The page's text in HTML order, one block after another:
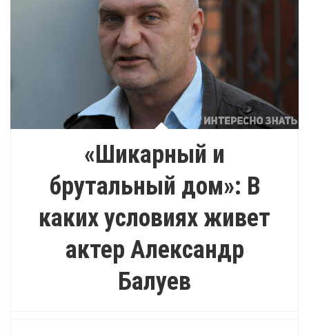
«Шикарный и
брутальный дом»: В
каких условиях живет
актер Александр
Балуев